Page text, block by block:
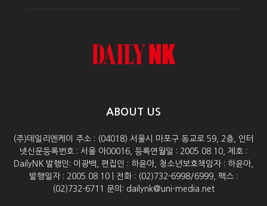
ABOUT US
(주)데일리엔케이 주소 : (04018) 서울시 마포구 동교로 59, 2층, 인터
넷신문등록번호 : 서울 아00016, 등록연월일 : 2005.08.10, 제호 :
DailyNK 발행인: 이광백, 편집인 : 하윤아, 청소년보호책임자 : 하윤아,
발행일자 : 2005.08.10 | 전화 : (02)732-6998/6999, 팩스 :
(02)732-6711 문의: dailynk@uni-media.net